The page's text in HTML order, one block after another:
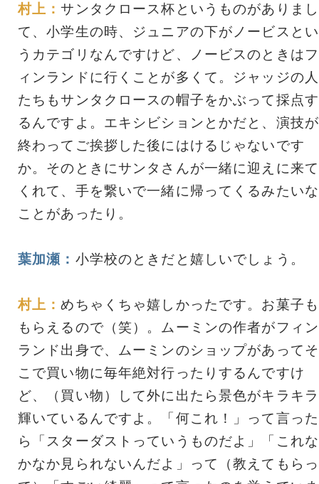
村上：サンタクロース杯というものがありまし
て、小学生の時、ジュニアの下がノービスとい
うカテゴリなんですけど、ノービスのときはフ
ィンランドに行くことが多くて。ジャッジの人
たちもサンタクロースの帽子をかぶって採点す
るんですよ。エキシビションとかだと、演技が
終わってご挨拶した後にはけるじゃないです
か。そのときにサンタさんが一緒に迎えに来て
くれて、手を繋いで一緒に帰ってくるみたいな
ことがあったり。
葉加瀬： 小学校のときだと嬉しいでしょう。
村上：めちゃくちゃ嬉しかったです。お菓子も
もらえるので（笑）。ムーミンの作者がフィン
ランド出身で、ムーミンのショップがあってそ
こで買い物に毎年絶対行ったりするんですけ
ど、（買い物）して外に出たら景色がキラキラ
輝いているんですよ。「何これ！」って言った
ら「スターダストっていうものだよ」「これな
かなか見られないんだよ」って（教えてもらっ